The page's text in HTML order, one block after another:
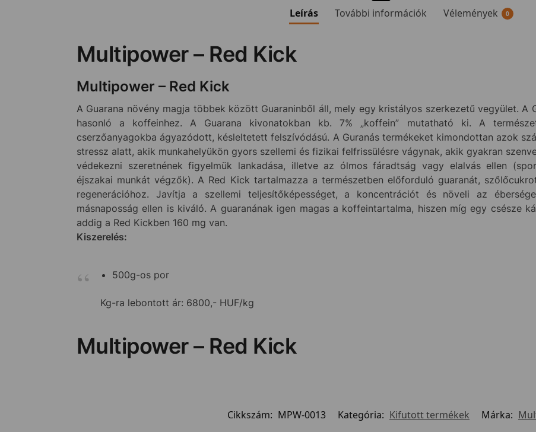
Leírás További információk Vélemények 0
Multipower – Red Kick
Multipower – Red Kick
A Guarana növény magja többek között Guaraninből áll, mely egy kristályos szerkezetű vegyület. A
hasonló a koffeinhez. A Guarana kivonatokban kb. 7% „koffein” mutatható ki. A
cserzőanyagokba ágyazódott, késleltetett felszívódású. A Guranás termékeket kimondottan azok
stressz alatt, akik munkahelyükön gyors szellemi és fizikai felfrissülésre vágynak, akik gyakran
védekezni szeretnének figyelmük lankadása, illetve az ólmos fáradtság vagy elalvás ellen
éjszakai munkát végzők). A Red Kick tartalmazza a természetben előforduló guaranát,
regenerációhoz. Javítja a szellemi teljesítőképességet, a koncentrációt és növeli az
másnaposság ellen is kiváló. A guaranának igen magas a koffeintartalma, hiszen míg egy csésze
addig a Red Kickben 160 mg van.
Kiszerelés:
500g-os por
Kg-ra lebontott ár: 6800,- HUF/kg
Multipower – Red Kick
Cikkszám: MPW-0013 Kategória: Kifutott termékek Márka: